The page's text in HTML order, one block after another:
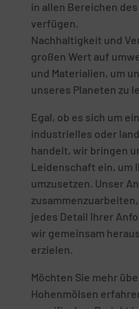
in allen Bereichen
verfügen.
Nachhaltigkeit und
großen Wert auf
und Materialien, um
unseres Planeten zu
Egal, ob es sich um
industrielles oder
handelt, wir bringen
Leidenschaft ein, um
umzusetzen. Unser
jedes Detail Ihrer
wir gemeinsam
erzielen.
Möchten Sie mehr
Hohenmölsen